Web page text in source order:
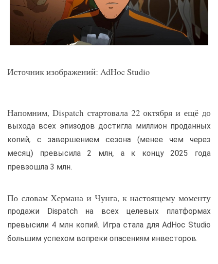
Источник изображений: AdHoc Studio
Напомним, Dispatch стартовала 22 октября и ещё до
выхода всех эпизодов достигла миллион проданных
копий, с завершением сезона (менее чем через
месяц) превысила 2 млн, а к концу 2025 года
превзошла 3 млн.
По словам Хермана и Чунга, к настоящему моменту
продажи Dispatch на всех целевых платформах
превысили 4 млн копий. Игра стала для AdHoc Studio
большим успехом вопреки опасениям инвесторов.